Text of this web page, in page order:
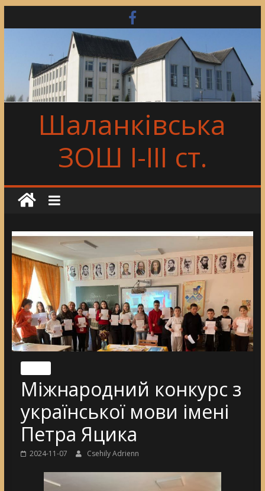
to
Шаланківська
ЗОШ І-ІІІ ст.
Міжнародний конкурс з
української мови імені
Петра Яцика
2024-11-07 Csehily Adrienn